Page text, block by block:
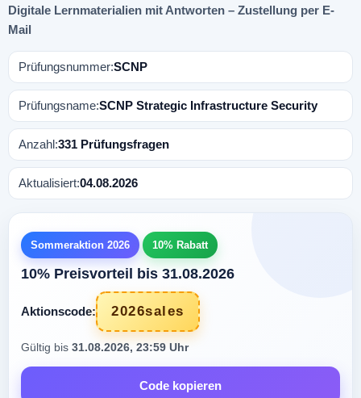
Digitale Lernmaterialien mit Antworten – Zustellung per E-
Mail
Prüfungsnummer:SCNP
Prüfungsname:SCNP Strategic Infrastructure Security
Anzahl:331 Prüfungsfragen
Aktualisiert:04.08.2026
Sommeraktion 2026 10% Rabatt
10% Preisvorteil bis 31.08.2026
Aktionscode: 2026sales
Gültig bis 31.08.2026, 23:59 Uhr
Code kopieren